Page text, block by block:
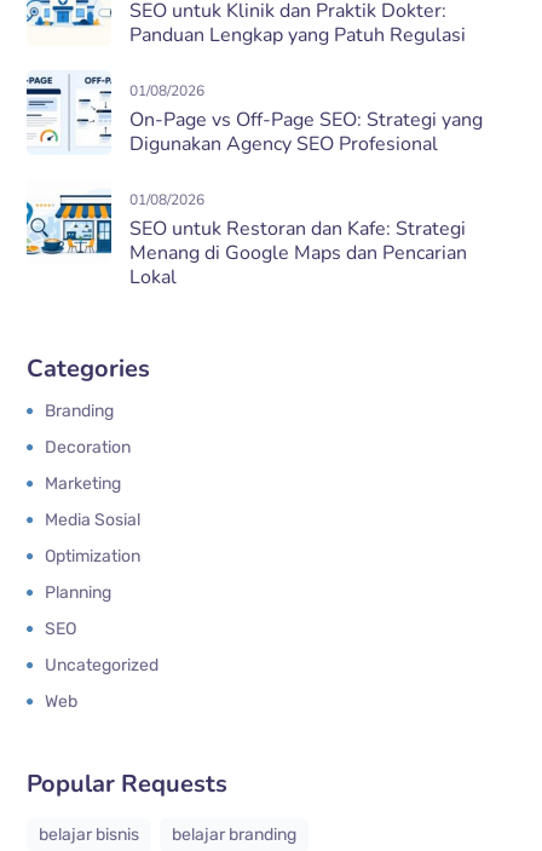
SEO untuk Klinik dan Praktik Dokter:
Panduan Lengkap yang Patuh Regulasi
01/08/2026
On-Page vs Off-Page SEO: Strategi yang
Digunakan Agency SEO Profesional
01/08/2026
SEO untuk Restoran dan Kafe: Strategi
Menang di Google Maps dan Pencarian
Lokal
Categories
Branding
Decoration
Marketing
Media Sosial
Optimization
Planning
SEO
Uncategorized
Web
Popular Requests
belajar bisnis
belajar branding